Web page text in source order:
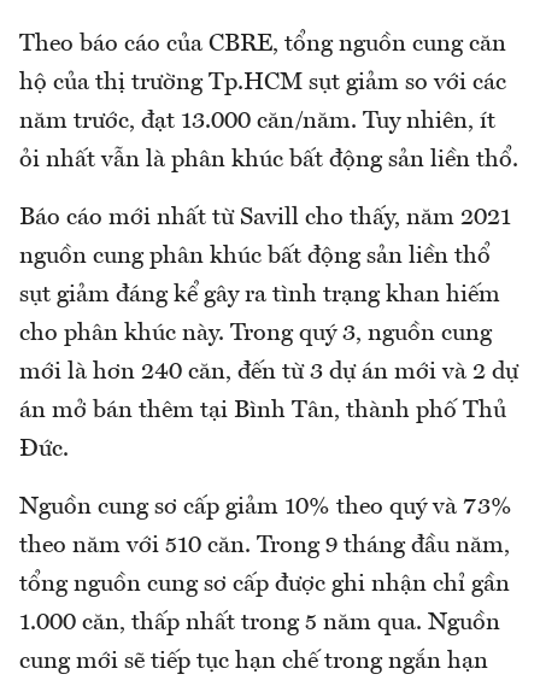
Theo báo cáo của CBRE, tổng nguồn cung căn
hộ của thị trường Tp.HCM sụt giảm so với các
năm trước, đạt 13.000 căn/năm. Tuy nhiên, ít
ỏi nhất vẫn là phân khúc bất động sản liền thổ.
Báo cáo mới nhất từ Savill cho thấy, năm 2021
nguồn cung phân khúc bất động sản liền thổ
sụt giảm đáng kể gây ra tình trạng khan hiếm
cho phân khúc này. Trong quý 3, nguồn cung
mới là hơn 240 căn, đến từ 3 dự án mới và 2 dự
án mở bán thêm tại Bình Tân, thành phố Thủ
Đức.
Nguồn cung sơ cấp giảm 10% theo quý và 73%
theo năm với 510 căn. Trong 9 tháng đầu năm,
tổng nguồn cung sơ cấp được ghi nhận chỉ gần
1.000 căn, thấp nhất trong 5 năm qua. Nguồn
cung mới sẽ tiếp tục hạn chế trong ngắn hạn